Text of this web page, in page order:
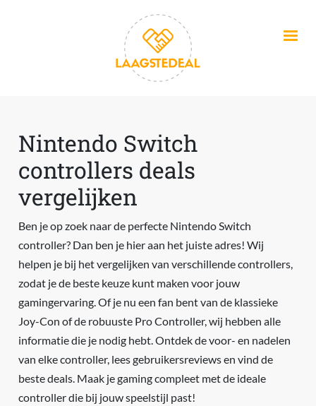
Nintendo Switch
controllers deals
vergelijken
Ben je op zoek naar de perfecte Nintendo Switch
controller? Dan ben je hier aan het juiste adres! Wij
helpen je bij het vergelijken van verschillende controllers,
zodat je de beste keuze kunt maken voor jouw
gamingervaring. Of je nu een fan bent van de klassieke
Joy-Con of de robuuste Pro Controller, wij hebben alle
informatie die je nodig hebt. Ontdek de voor- en nadelen
van elke controller, lees gebruikersreviews en vind de
beste deals. Maak je gaming compleet met de ideale
controller die bij jouw speelstijl past!